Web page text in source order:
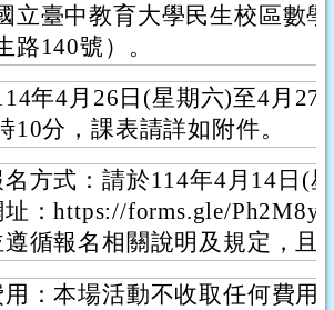
立臺中教育大學民生校區數
路140號）。
年4月26日(星期六)至4月27
10分，課表請詳如附件。
名方式：請於114年4月14日(
址：https://forms.gle/
遵循報名相關說明及規定，且
用：本場活動不收取任何費用